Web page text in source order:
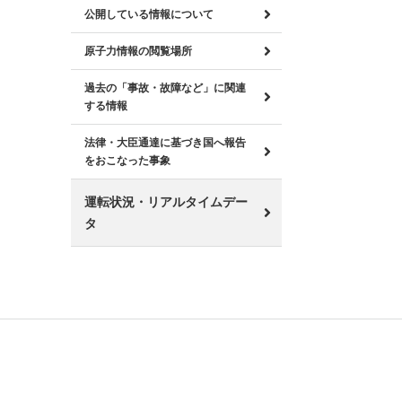
公開している情報について
原子力情報の閲覧場所
過去の「事故・故障など」に関連
する情報
法律・大臣通達に基づき国へ報告
をおこなった事象
運転状況・リアルタイムデー
タ